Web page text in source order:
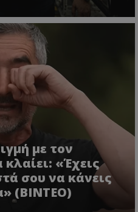
με τον
«Έχεις
σου να κάνεις
(ΒΙΝΤΕΟ)